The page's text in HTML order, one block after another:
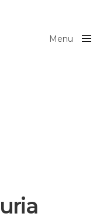
Menu